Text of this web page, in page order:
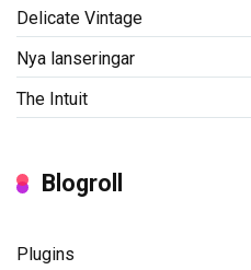
Delicate Vintage
Nya lanseringar
The Intuit
Blogroll
Plugins